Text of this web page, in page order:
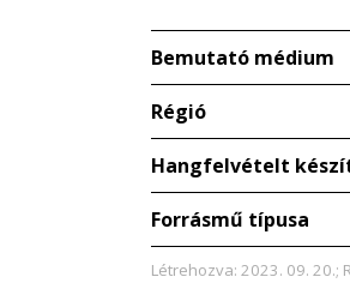
Bemutató médium
Régió
Hangfelvételt
Forrásmű típusa
Létrehozva: 2023. 09. 20.;